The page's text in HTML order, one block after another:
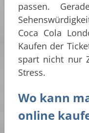
passen.
Coca Cola
Kaufen der
spart nicht nur
Stress.
Wo kann
online